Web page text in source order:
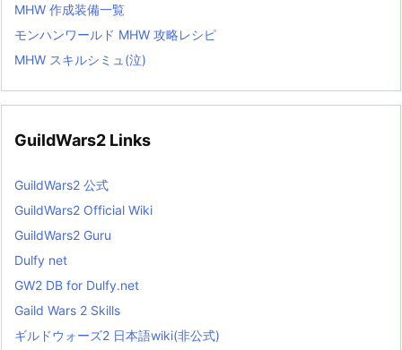
MHW 作成装備一覧
モンハンワールド MHW 攻略レシピ
MHW スキルシミュ(泣)
GuildWars2 Links
GuildWars2 公式
GuildWars2 Official Wiki
GuildWars2 Guru
Dulfy net
GW2 DB for Dulfy.net
Gaild Wars 2 Skills
ギルドウォーズ2 日本語wiki(非公式)